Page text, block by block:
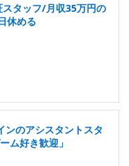
タッフ/月収35万円の
休める
ンのアシスタントスタ
ム好き歓迎」